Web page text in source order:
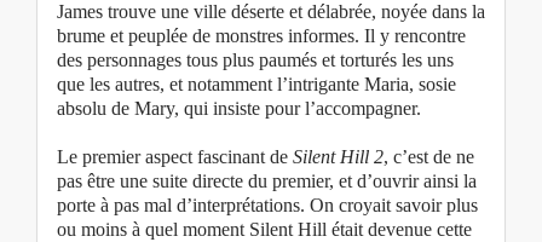
James trouve une ville déserte et délabrée, noyée dans la
brume et peuplée de monstres informes. Il y rencontre
des personnages tous plus paumés et torturés les uns
que les autres, et notamment l’intrigante Maria, sosie
absolu de Mary, qui insiste pour l’accompagner.
Le premier aspect fascinant de Silent Hill 2, c’est de ne
pas être une suite directe du premier, et d’ouvrir ainsi la
porte à pas mal d’interprétations. On croyait savoir plus
ou moins à quel moment Silent Hill était devenue cette